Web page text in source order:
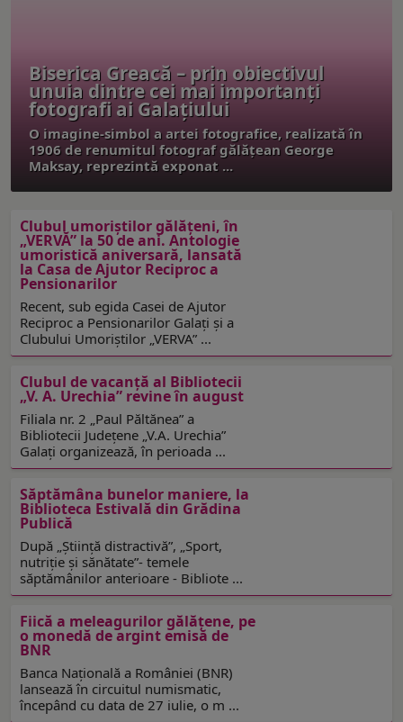
Biserica Greacă – prin obiectivul
unuia dintre cei mai importanți
fotografi ai Galațiului
O imagine-simbol a artei fotografice, realizată în
1906 de renumitul fotograf gălățean George
Maksay, reprezintă exponat ...
Clubul umoriștilor gălățeni, în
„VERVĂ” la 50 de ani. Antologie
umoristică aniversară, lansată
la Casa de Ajutor Reciproc a
Pensionarilor
Recent, sub egida Casei de Ajutor
Reciproc a Pensionarilor Galați și a
Clubului Umoriștilor „VERVA” ...
Clubul de vacanță al Bibliotecii
„V. A. Urechia” revine în august
Filiala nr. 2 „Paul Păltănea” a
Bibliotecii Județene „V.A. Urechia”
Galați organizează, în perioada ...
Săptămâna bunelor maniere, la
Biblioteca Estivală din Grădina
Publică
După „Ştiinţă distractivă”, „Sport,
nutriţie şi sănătate”- temele
săptămânilor anterioare - Bibliote ...
Fiică a meleagurilor gălățene, pe
o monedă de argint emisă de
BNR
Banca Națională a României (BNR)
lansează în circuitul numismatic,
începând cu data de 27 iulie, o m ...